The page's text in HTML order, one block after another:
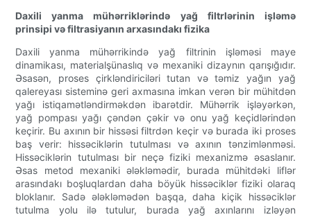
Daxili yanma mühərriklərində yağ filtrlərinin işləmə
prinsipi və filtrasiyanın arxasındakı fizika
Daxili yanma mühərrikində yağ filtrinin işləməsi maye
dinamikası, materialşünaslıq və mexaniki dizaynın qarışığıdır.
Əsasən, proses çirkləndiriciləri tutan və təmiz yağın yağ
qalereyası sisteminə geri axmasına imkan verən bir mühitdən
yağı istiqamətləndirməkdən ibarətdir. Mühərrik işləyərkən,
yağ pompası yağı çəndən çəkir və onu yağ keçidlərindən
keçirir. Bu axının bir hissəsi filtrdən keçir və burada iki proses
baş verir: hissəciklərin tutulması və axının tənzimlənməsi.
Hissəciklərin tutulması bir neçə fiziki mexanizmə əsaslanır.
Əsas metod mexaniki ələkləmədir, burada mühitdəki liflər
arasındakı boşluqlardan daha böyük hissəciklər fiziki olaraq
bloklanır. Sadə ələkləmədən başqa, daha kiçik hissəciklər
tutulma yolu ilə tutulur, burada yağ axınlarını izləyən